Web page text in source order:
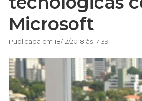
Microsoft
Publicada em 18/12/2018 às 17:39